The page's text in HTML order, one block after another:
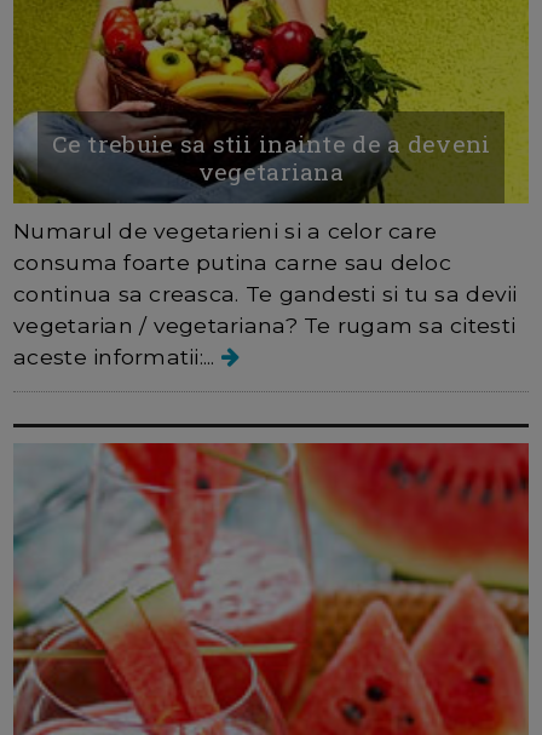
Ce trebuie sa stii inainte de a deveni
vegetariana
Numarul de vegetarieni si a celor care
consuma foarte putina carne sau deloc
continua sa creasca. Te gandesti si tu sa devii
vegetarian / vegetariana? Te rugam sa citesti
aceste informatii:...